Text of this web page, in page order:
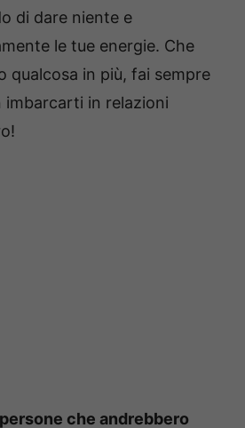
di dare niente e
le tue energie. Che
qualcosa in più, fai sempre
imbarcarti in relazioni
che andrebbero